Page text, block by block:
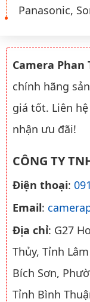
Panasonic,
Camera Phan
chính hãng
giá tốt. Liên
nhận ưu đãi!
CÔNG TY
Điện thoại:
Email:
Địa chỉ: G27
Thủy, Tỉnh
Bích Sơn,
Tỉnh Bình